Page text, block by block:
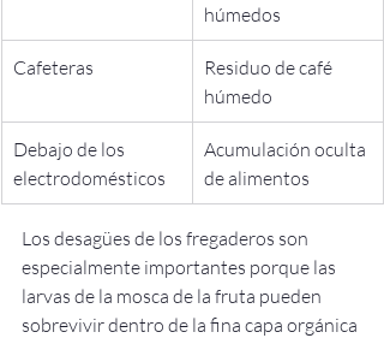
húmedos
Cafeteras
Residuo de café
húmedo
Debajo de los
electrodomésticos
Acumulación oculta
de alimentos
Los desagües de los fregaderos son
especialmente importantes porque las
larvas de la mosca de la fruta pueden
sobrevivir dentro de la fina capa orgánica